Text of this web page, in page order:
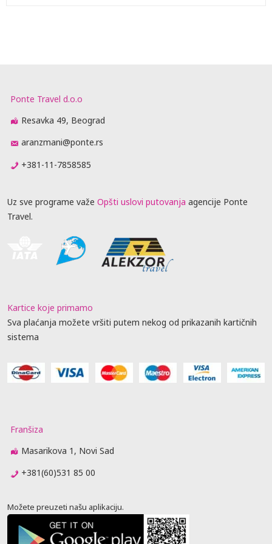
Ponte Travel d.o.o
Resavka 49, Beograd
aranzmani@ponte.rs
+381-11-7858585
Uz sve programe važe Opšti uslovi putovanja agencije Ponte
Travel.
Kartice koje primamo
Sva plaćanja možete vršiti putem nekog od prikazanih kartičnih
sistema
Franšiza
Masarikova 1, Novi Sad
+381(60)531 85 00
Možete preuzeti našu aplikaciju.